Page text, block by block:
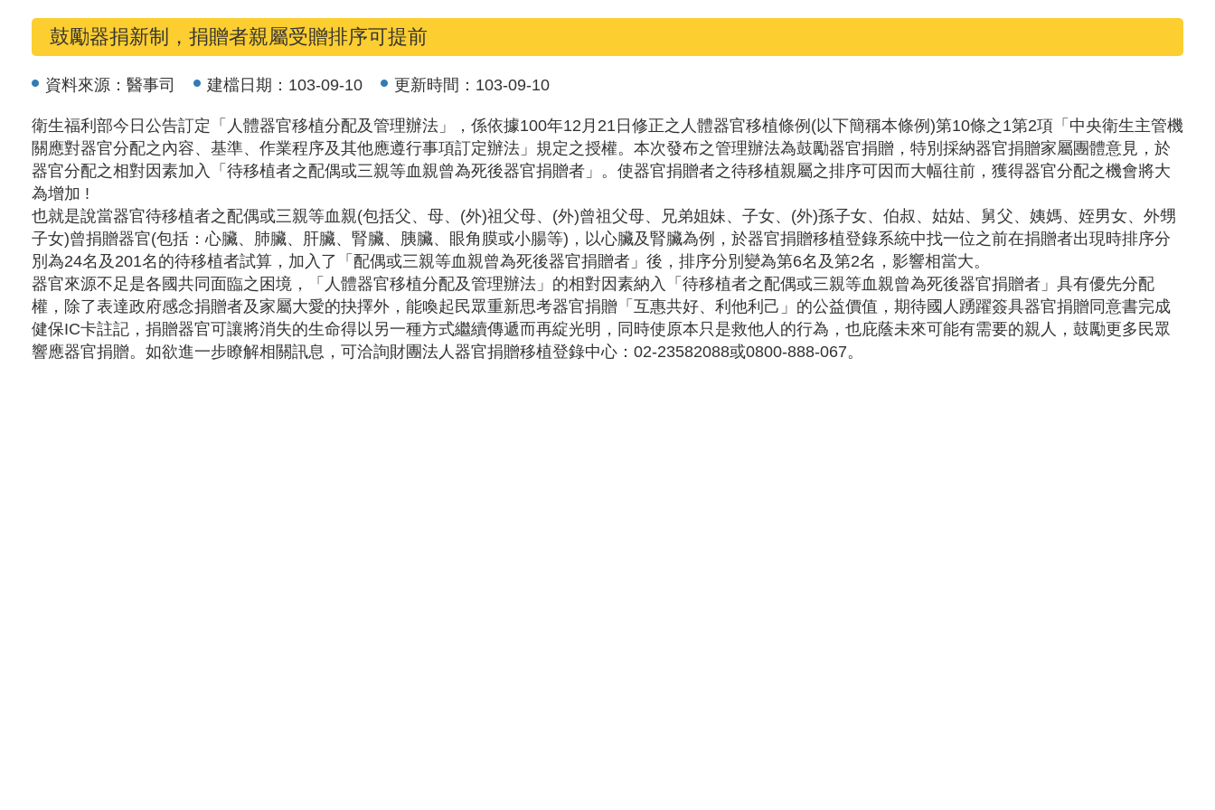
鼓勵器捐新制，捐贈者親屬受贈排序可提前
資料來源： 醫事司 建檔日期： 103-09-10 更新時間： 103-09-10
衛生福利部今日公告訂定「人體器官移植分配及管理辦法」，係依據100年12月21日修正之人體器官移植條例(以下簡稱本條例)第10條之1第2項「中央衛生主管機
關應對器官分配之內容、基準、作業程序及其他應遵行事項訂定辦法」規定之授權。本次發布之管理辦法為鼓勵器官捐贈，特別採納器官捐贈家屬團體意見，於
器官分配之相對因素加入「待移植者之配偶或三親等血親曾為死後器官捐贈者」。使器官捐贈者之待移植親屬之排序可因而大幅往前，獲得器官分配之機會將大
為增加 !
也就是說當器官待移植者之配偶或三親等血親(包括父、母、(外)祖父母、(外)曾祖父母、兄弟姐妹、子女、(外)孫子女、伯叔、姑姑、舅父、姨媽、姪男女、外甥
子女)曾捐贈器官(包括：心臟、肺臟、肝臟、腎臟、胰臟、眼角膜或小腸等)，以心臟及腎臟為例，於器官捐贈移植登錄系統中找一位之前在捐贈者出現時排序分
別為24名及201名的待移植者試算，加入了「配偶或三親等血親曾為死後器官捐贈者」後，排序分別變為第6名及第2名，影響相當大。
器官來源不足是各國共同面臨之困境，「人體器官移植分配及管理辦法」的相對因素納入「待移植者之配偶或三親等血親曾為死後器官捐贈者」具有優先分配
權，除了表達政府感念捐贈者及家屬大愛的抉擇外，能喚起民眾重新思考器官捐贈「互惠共好、利他利己」的公益價值，期待國人踴躍簽具器官捐贈同意書完成
健保IC卡註記，捐贈器官可讓將消失的生命得以另一種方式繼續傳遞而再綻光明，同時使原本只是救他人的行為，也庇蔭未來可能有需要的親人，鼓勵更多民眾
響應器官捐贈。如欲進一步瞭解相關訊息，可洽詢財團法人器官捐贈移植登錄中心：02-23582088或0800-888-067。